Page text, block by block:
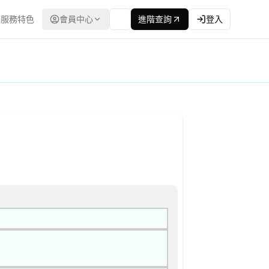
服務特色 會員中心 進階查詢 登入